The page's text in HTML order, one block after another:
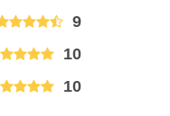
9
10
10